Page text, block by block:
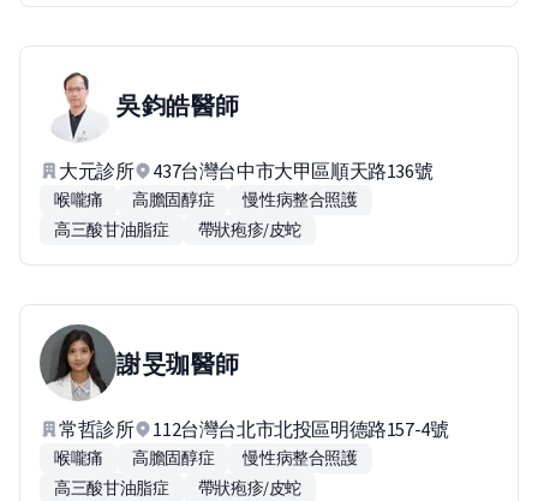
吳鈞皓醫師
大元診所 437台灣台中市大甲區順天路136號
喉嚨痛 高膽固醇症
慢性病整合照護
高三酸甘油脂症
帶狀疱疹/皮蛇
謝旻珈醫師
常哲診所 112台灣台北市北投區明德路157-4號
喉嚨痛 高膽固醇症
慢性病整合照護
高三酸甘油脂症
帶狀疱疹/皮蛇